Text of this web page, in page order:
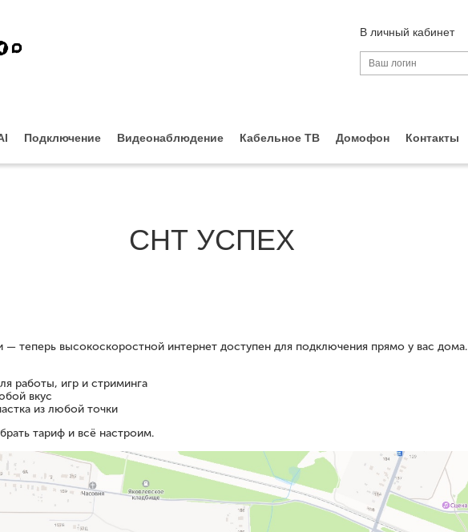
В личный кабинет
Подключение Видеонаблюдение Кабельное ТВ Домофон Контакты
СНТ УСПЕХ
теперь высокоскоростной интернет доступен для подключения прямо у вас дома.
работы, игр и стриминга
вкус
из любой точки
тариф и всё настроим.